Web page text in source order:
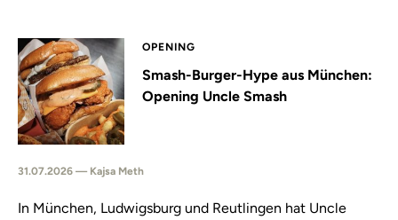
OPENING
Smash-Burger-Hype aus München:
Opening Uncle Smash
31.07.2026 — Kajsa Meth
In München, Ludwigsburg und Reutlingen hat Uncle